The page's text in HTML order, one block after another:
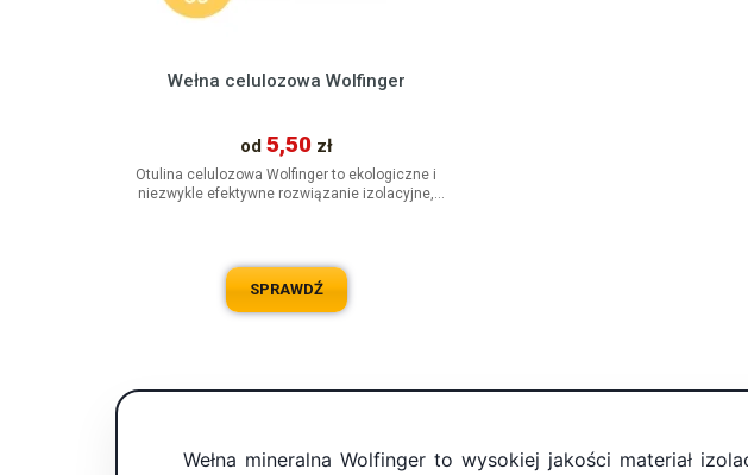
Wełna celulozowa Wolfinger
od 5,50 zł
Otulina celulozowa Wolfinger to ekologiczne i
niezwykle efektywne rozwiązanie izolacyjne,
SPRAWDŹ
Wełna mineralna Wolfinger to wysokiej jakości materiał